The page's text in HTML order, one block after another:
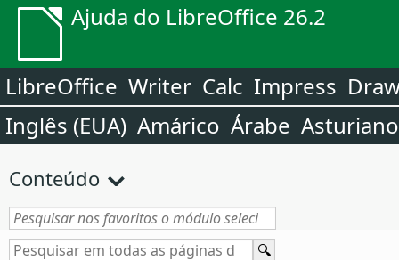
Ajuda do LibreOffice 26.2
LibreOffice Writer Calc Impress
Inglês (EUA) Amárico Árabe Asturiano
Conteúdo